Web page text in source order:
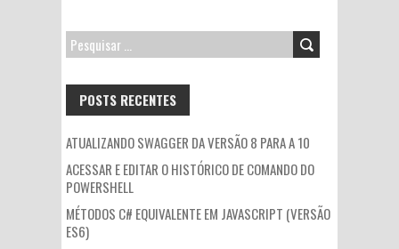
PESQUISAR
POSTS RECENTES
ATUALIZANDO SWAGGER DA VERSÃO 8 PARA A 10
ACESSAR E EDITAR O HISTÓRICO DE COMANDO DO
POWERSHELL
MÉTODOS C# EQUIVALENTE EM JAVASCRIPT (VERSÃO
ES6)